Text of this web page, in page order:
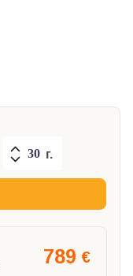
г.
789 €